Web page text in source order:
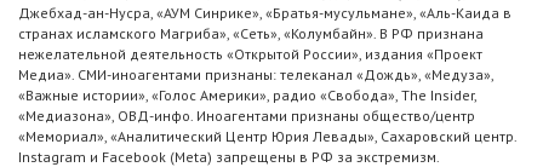
Джебхад-ан-Нусра, «АУМ Синрике», «Братья-мусульмане», «Аль-Каида в
странах исламского Магриба», «Сеть», «Колумбайн». В РФ признана
нежелательной деятельность «Открытой России», издания «Проект
Медиа». СМИ-иноагентами признаны: телеканал «Дождь», «Медуза»,
«Важные истории», «Голос Америки», радио «Свобода», The Insider,
«Медиазона», ОВД-инфо. Иноагентами признаны общество/центр
«Мемориал», «Аналитический Центр Юрия Левады», Сахаровский центр.
Instagram и Facebook (Metа) запрещены в РФ за экстремизм.